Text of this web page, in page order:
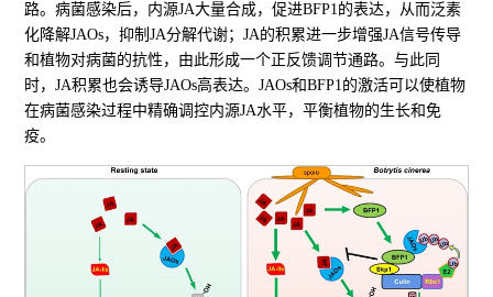
路。病菌感染后，内源JA大量合成，促进BFP1的表达，从而泛素
化降解JAOs，抑制JA分解代谢；JA的积累进一步增强JA信号传导
和植物对病菌的抗性，由此形成一个正反馈调节通路。与此同
时，JA积累也会诱导JAOs高表达。JAOs和BFP1的激活可以使植物
在病菌感染过程中精确调控内源JA水平，平衡植物的生长和免
疫。